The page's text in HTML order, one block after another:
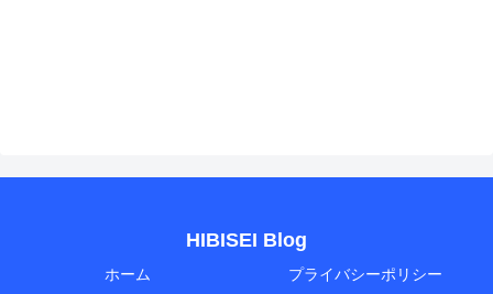
HIBISEI Blog
ホーム プライバシーポリシー